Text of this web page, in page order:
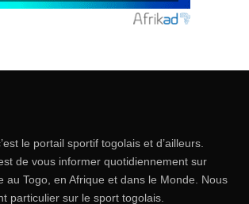
le portail sportif togolais et d’ailleurs.
de vous informer quotidiennement sur
au Togo, en Afrique et dans le Monde. Nous
particulier sur le sport togolais.